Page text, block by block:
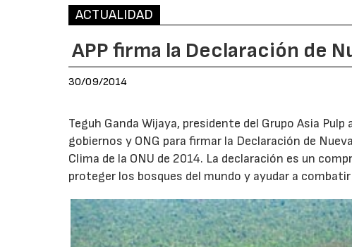
ACTUALIDAD
APP firma la Declaración de
30/09/2014
Teguh Ganda Wijaya, presidente del Grupo Asia Pulp
gobiernos y ONG para firmar la Declaración de
Clima de la ONU de 2014. La declaración es un
proteger los bosques del mundo y ayudar a